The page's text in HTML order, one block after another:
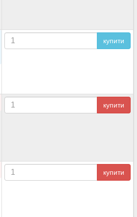
купити
купити
купити